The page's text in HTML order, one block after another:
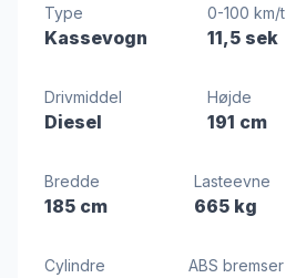
Type
Kassevogn
0-100 km/t
11,5 sek
Drivmiddel
Diesel
Højde
191 cm
Bredde
185 cm
Lasteevne
665 kg
Cylindre ABS bremser